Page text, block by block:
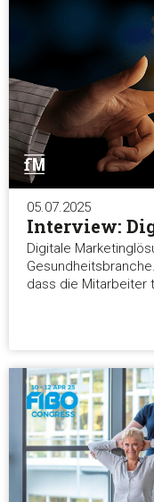
05.07.2025
Interview:
Digitale
dass die Mitarbeiter